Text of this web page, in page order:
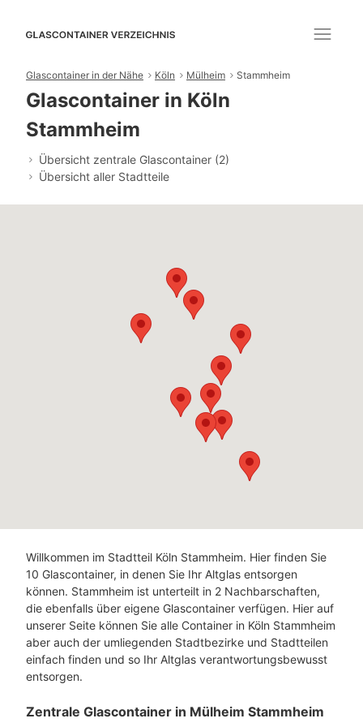
Glascontainer in der Nähe Köln Mülheim Stammheim
Glascontainer in Köln
Stammheim
Übersicht zentrale Glascontainer (2)
Übersicht aller Stadtteile
Willkommen im Stadtteil Köln Stammheim. Hier finden Sie
10 Glascontainer, in denen Sie Ihr Altglas entsorgen
können. Stammheim ist unterteilt in 2 Nachbarschaften,
die ebenfalls über eigene Glascontainer verfügen. Hier auf
unserer Seite können Sie alle Container in Köln Stammheim
aber auch der umliegenden Stadtbezirke und Stadtteilen
einfach finden und so Ihr Altglas verantwortungsbewusst
entsorgen.
Zentrale Glascontainer in Mülheim Stammheim